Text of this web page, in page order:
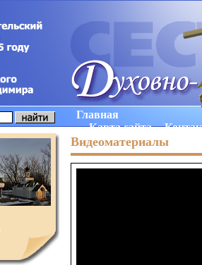
Главная
Карта сайта
Видеоматериалы